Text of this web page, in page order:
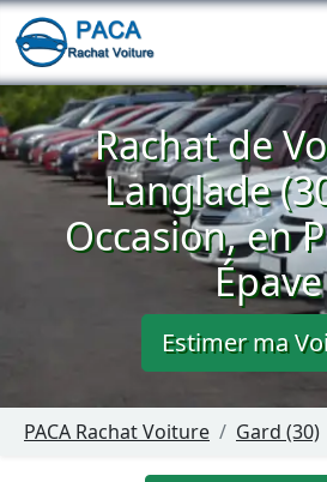
Rachat de
Langlade
Occasion, en
Épave
Estimer ma
PACA Rachat Voiture Gard (30)